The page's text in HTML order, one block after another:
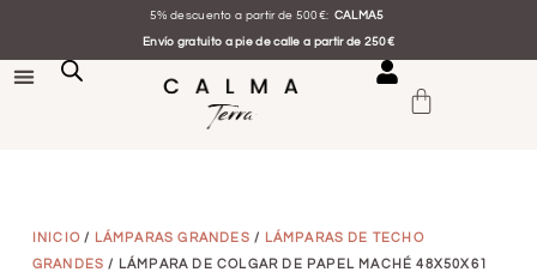
5% descuento a partir de 500€: CALMA5
Envío gratuito a pie de calle a partir de 250€
INICIO / LÁMPARAS GRANDES /
LÁMPARAS DE TECHO
GRANDES / LÁMPARA DE COLGAR DE PAPEL MACHÉ 48X50X61